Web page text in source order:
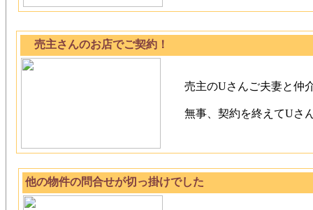
売主さんのお店でご契約！
売主のUさんご夫妻と仲
無事、契約を終えてUさ
他の物件の問合せが切っ掛けでした